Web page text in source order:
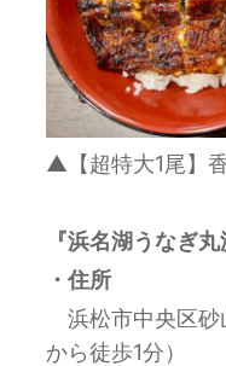
▲【超特大1尾】
『浜名湖うなぎ丸
・住所
浜松市中央区砂
から徒歩1分）